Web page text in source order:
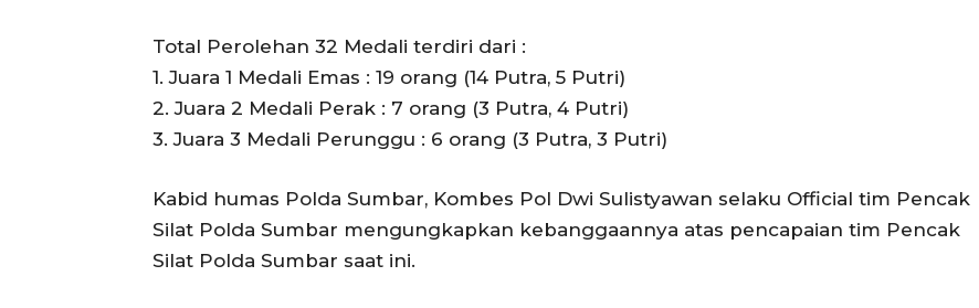
Total Perolehan 32 Medali terdiri dari :
1. Juara 1 Medali Emas : 19 orang (14 Putra, 5 Putri)
2. Juara 2 Medali Perak : 7 orang (3 Putra, 4 Putri)
3. Juara 3 Medali Perunggu : 6 orang (3 Putra, 3 Putri)
Kabid humas Polda Sumbar, Kombes Pol Dwi Sulistyawan selaku Official tim Pencak
Silat Polda Sumbar mengungkapkan kebanggaannya atas pencapaian tim Pencak
Silat Polda Sumbar saat ini.